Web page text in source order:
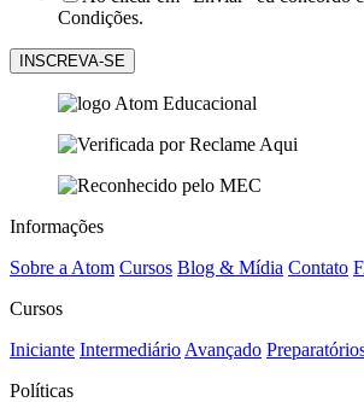
Condições.
Informações
Sobre a Atom Cursos Blog & Mídia Contato
Cursos
Iniciante Intermediário Avançado
Políticas